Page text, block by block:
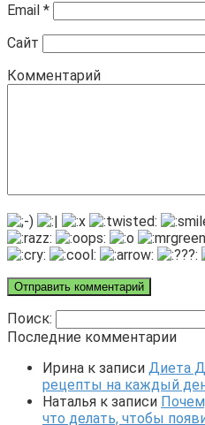
Email *
Сайт
Комментарий
Поиск:
Последние комментарии
Ирина к записи Диета
рецепты на каждый
Наталья к записи
что делать, чтобы